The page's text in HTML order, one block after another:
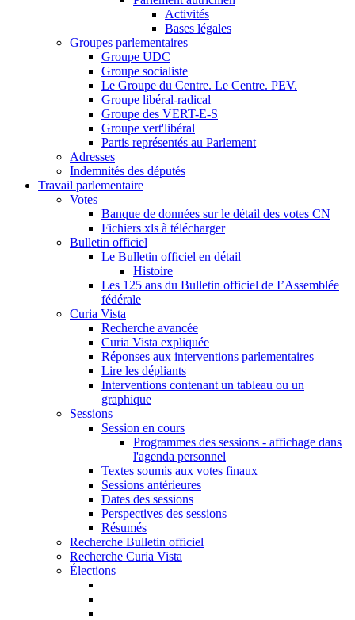
Activités
Bases légales
Groupes parlementaires
Groupe UDC
Groupe socialiste
Le Groupe du Centre. Le Centre. PEV.
Groupe libéral-radical
Groupe des VERT-E-S
Groupe vert'libéral
Partis représentés au Parlement
Adresses
Indemnités des députés
Travail parlementaire
Votes
Banque de données sur le détail des votes CN
Fichiers xls à télécharger
Bulletin officiel
Le Bulletin officiel en détail
Histoire
Les 125 ans du Bulletin officiel de I’Assemblée
fédérale
Curia Vista
Recherche avancée
Curia Vista expliquée
Réponses aux interventions parlementaires
Lire les dépliants
Interventions contenant un tableau ou un
graphique
Sessions
Session en cours
Programmes des sessions - affichage dans
l'agenda personnel
Textes soumis aux votes finaux
Sessions antérieures
Dates des sessions
Perspectives des sessions
Résumés
Recherche Bulletin officiel
Recherche Curia Vista
Élections